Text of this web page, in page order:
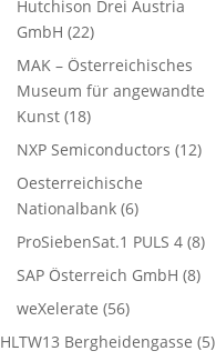
Hutchison Drei Austria
GmbH (22)
MAK – Österreichisches
Museum für angewandte
Kunst (18)
NXP Semiconductors (12)
Oesterreichische
Nationalbank (6)
ProSiebenSat.1 PULS 4 (8)
SAP Österreich GmbH (8)
weXelerate (56)
HLTW13 Bergheidengasse (5)